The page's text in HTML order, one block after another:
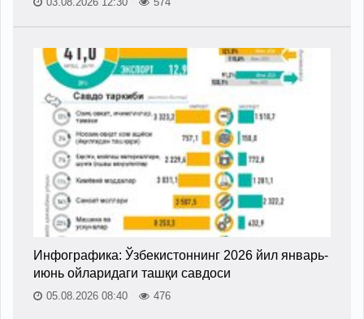
Инфографика: Ўзбекистоннинг 2026 йил январь-
июнь ойларидаги ташқи савдоси
05.08.2026 08:40 476